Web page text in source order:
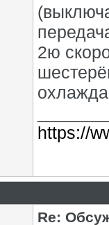
2ю
https://
Re: